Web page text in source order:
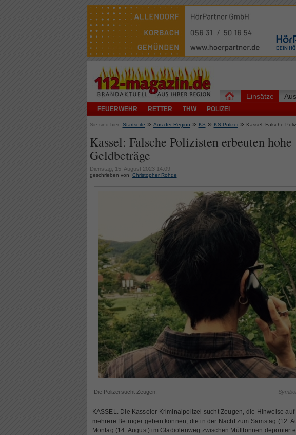
Einsätze
FEUERWEHR RETTER THW POLIZEI
Sie sind hier: Startseite » Aus der Region » KS » KS Polizei » Kassel: Falsche
Kassel: Falsche Polizisten erbeuten hohe
Geldbeträge
Dienstag, 15. August 2023 14:09
geschrieben von Christopher Rohde
Die Polizei sucht Zeugen.
KASSEL. Die Kasseler Kriminalpolizei sucht Zeugen, die Hinweise
mehrere Betrüger geben können, die in der Nacht zum Samstag (12.
Montag (14. August) im Gladiolenweg zwischen Mülltonnen